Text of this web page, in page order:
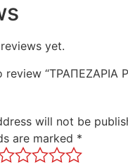
yet.
review “ΤΡΑΠΕΖΑΡΙΑ
will not be
are marked *